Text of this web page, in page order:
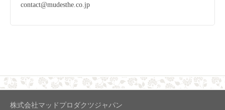
contact@mudesthe.co.jp
株式会社マッドプロダクツジャパン